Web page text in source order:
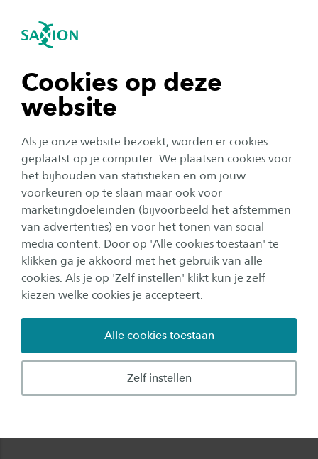
Cookies op deze
website
Als je onze website bezoekt, worden er cookies
geplaatst op je computer. We plaatsen cookies voor
het bijhouden van statistieken en om jouw
voorkeuren op te slaan maar ook voor
marketingdoeleinden (bijvoorbeeld het afstemmen
van advertenties) en voor het tonen van social
media content. Door op 'Alle cookies toestaan' te
klikken ga je akkoord met het gebruik van alle
cookies. Als je op 'Zelf instellen' klikt kun je zelf
kiezen welke cookies je accepteert.
Zelf instellen
Alle cookies toestaan
Navigatie openen
tonen
tonen
tonen
tonen
sluiten
Contact en locaties
Hogeschool Saxion heeft drie hoofdlocaties:
Enschede, Deventer en Apeldoorn.
Contactinformatie, openingstijden en